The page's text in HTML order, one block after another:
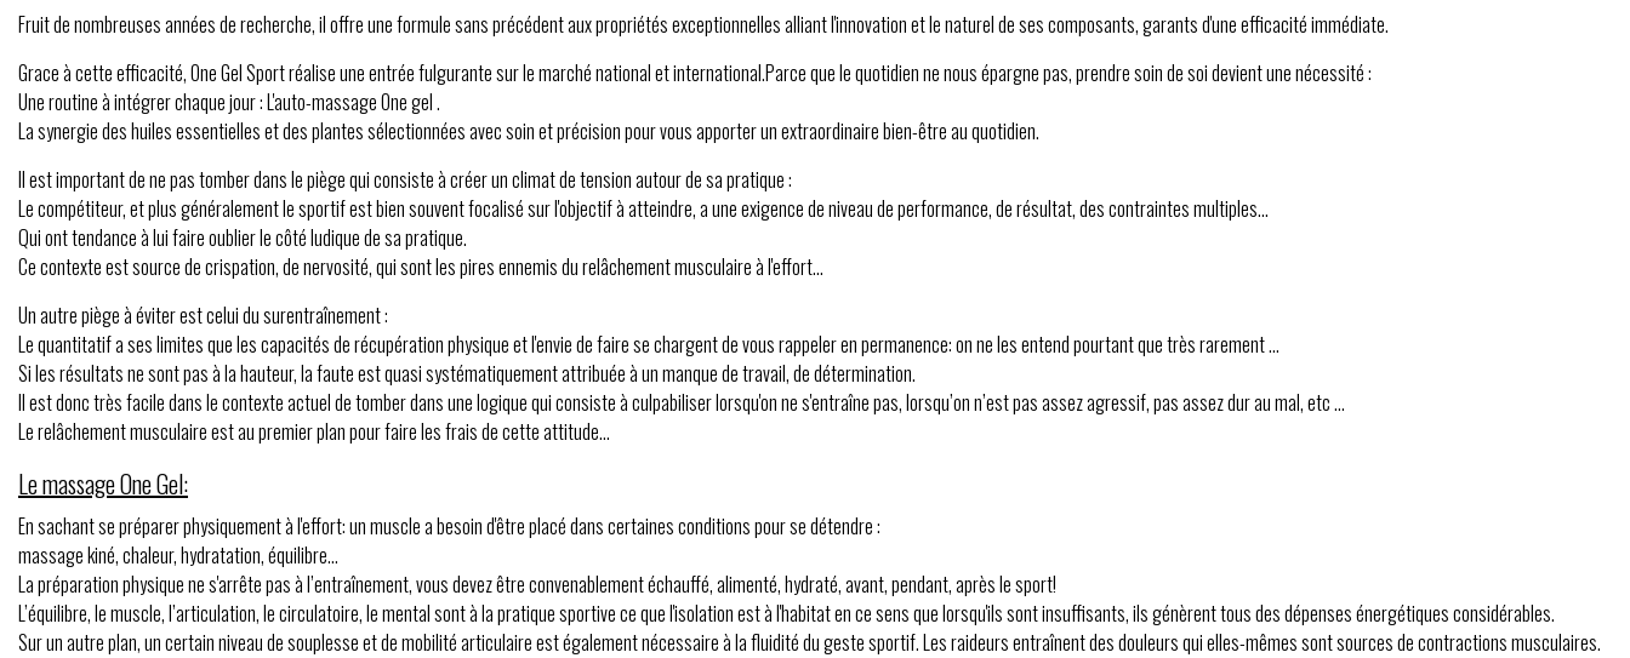
Fruit de nombreuses années de recherche, il offre une formule sans précédent aux propriétés exceptionnelles alliant l'innovation et le naturel de ses composants, garants d'une efficacité immédiate.
Grace à cette efficacité, One Gel Sport réalise une entrée fulgurante sur le marché national et international.Parce que le quotidien ne nous épargne pas, prendre soin de soi devient une nécessité :
Une routine à intégrer chaque jour : L'auto-massage One gel .
La synergie des huiles essentielles et des plantes sélectionnées avec soin et précision pour vous apporter un extraordinaire bien-être au quotidien.
Il est important de ne pas tomber dans le piège qui consiste à créer un climat de tension autour de sa pratique :
Le compétiteur, et plus généralement le sportif est bien souvent focalisé sur l'objectif à atteindre, a une exigence de niveau de performance, de résultat, des contraintes multiples...
Qui ont tendance à lui faire oublier le côté ludique de sa pratique.
Ce contexte est source de crispation, de nervosité, qui sont les pires ennemis du relâchement musculaire à l'effort...
Un autre piège à éviter est celui du surentraînement :
Le quantitatif a ses limites que les capacités de récupération physique et l'envie de faire se chargent de vous rappeler en permanence: on ne les entend pourtant que très rarement ...
Si les résultats ne sont pas à la hauteur, la faute est quasi systématiquement attribuée à un manque de travail, de détermination.
Il est donc très facile dans le contexte actuel de tomber dans une logique qui consiste à culpabiliser lorsqu'on ne s'entraîne pas, lorsqu’on n’est pas assez agressif, pas assez dur au mal, etc ...
Le relâchement musculaire est au premier plan pour faire les frais de cette attitude…
Le massage One Gel:
En sachant se préparer physiquement à l'effort: un muscle a besoin d'être placé dans certaines conditions pour se détendre :
massage kiné, chaleur, hydratation, équilibre...
La préparation physique ne s'arrête pas à l’entraînement, vous devez être convenablement échauffé, alimenté, hydraté, avant, pendant, après le sport!
L’équilibre, le muscle, l’articulation, le circulatoire, le mental sont à la pratique sportive ce que l'isolation est à l'habitat en ce sens que lorsqu'ils sont insuffisants, ils génèrent tous des dépenses énergétiques considérables.
Sur un autre plan, un certain niveau de souplesse et de mobilité articulaire est également nécessaire à la fluidité du geste sportif. Les raideurs entraînent des douleurs qui elles-mêmes sont sources de contractions musculaires.